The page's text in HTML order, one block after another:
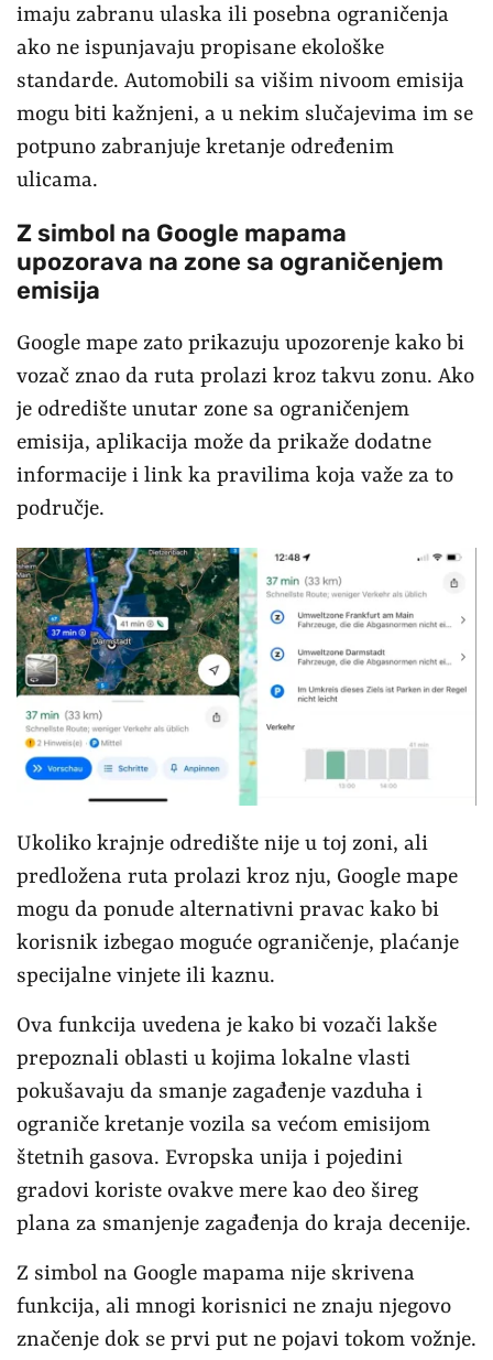
imaju zabranu ulaska ili posebna ograničenja
ako ne ispunjavaju propisane ekološke
standarde. Automobili sa višim nivoom emisija
mogu biti kažnjeni, a u nekim slučajevima im se
potpuno zabranjuje kretanje određenim
ulicama.
Z simbol na Google mapama
upozorava na zone sa ograničenjem
emisija
Google mape zato prikazuju upozorenje kako bi
vozač znao da ruta prolazi kroz takvu zonu. Ako
je odredište unutar zone sa ograničenjem
emisija, aplikacija može da prikaže dodatne
informacije i link ka pravilima koja važe za to
područje.
Ukoliko krajnje odredište nije u toj zoni, ali
predložena ruta prolazi kroz nju, Google mape
mogu da ponude alternativni pravac kako bi
korisnik izbegao moguće ograničenje, plaćanje
specijalne vinjete ili kaznu.
Ova funkcija uvedena je kako bi vozači lakše
prepoznali oblasti u kojima lokalne vlasti
pokušavaju da smanje zagađenje vazduha i
ograniče kretanje vozila sa većom emisijom
štetnih gasova. Evropska unija i pojedini
gradovi koriste ovakve mere kao deo šireg
plana za smanjenje zagađenja do kraja decenije.
Z simbol na Google mapama nije skrivena
funkcija, ali mnogi korisnici ne znaju njegovo
značenje dok se prvi put ne pojavi tokom vožnje.